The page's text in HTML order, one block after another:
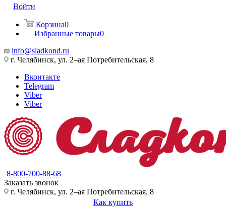
Войти
Корзина0
Избранные товары0
info@sladkond.ru
г. Челябинск, ул. 2–ая Потребительская, 8
Вконтакте
Telegram
Viber
Viber
8-800-700-88-68
Заказать звонок
г. Челябинск, ул. 2–ая Потребительская, 8
Как купить